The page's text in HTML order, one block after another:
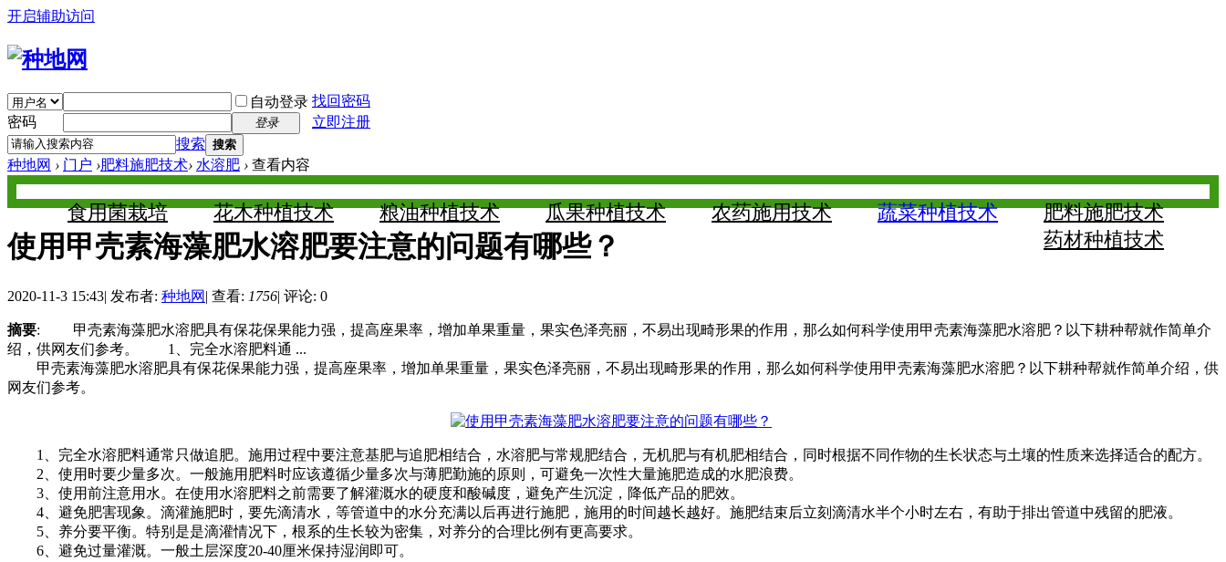
开启辅助访问
自动登录 找回密码
密码
登录
立即注册
搜索 搜索
种地网 › 门户 ›肥料施肥技术› 水溶肥 › 查看内容
肥料施肥技术
蔬菜种植技术
农药施用技术
瓜果种植技术
粮油种植技术
花木种植技术
食用菌栽培
药材种植技术
使用甲壳素海藻肥水溶肥要注意的问题有哪些？
2020-11-3 15:43| 发布者: 种地网 | 查看: 1756| 评论: 0
摘要: 甲壳素海藻肥水溶肥具有保花保果能力强，提高座果率，增加单果重量，果实色泽亮丽，不易出现畸形果的作用，那么如何科学使用甲壳素海藻肥水溶肥？以下耕种帮就作简单介
绍，供网友们参考。 1、完全水溶肥料通 ...
甲壳素海藻肥水溶肥具有保花保果能力强，提高座果率，增加单果重量，果实色泽亮丽，不易出现畸形果的作用，那么如何科学使用甲壳素海藻肥水溶肥？以下耕种帮就作简单介绍，供
网友们参考。
1、完全水溶肥料通常只做追肥。施用过程中要注意基肥与追肥相结合，水溶肥与常规肥结合，无机肥与有机肥相结合，同时根据不同作物的生长状态与土壤的性质来选择适合的配方。
2、使用时要少量多次。一般施用肥料时应该遵循少量多次与薄肥勤施的原则，可避免一次性大量施肥造成的水肥浪费。
3、使用前注意用水。在使用水溶肥料之前需要了解灌溉水的硬度和酸碱度，避免产生沉淀，降低产品的肥效。
4、避免肥害现象。滴灌施肥时，要先滴清水，等管道中的水分充满以后再进行施肥，施用的时间越长越好。施肥结束后立刻滴清水半个小时左右，有助于排出管道中残留的肥液。
5、养分要平衡。特别是是滴灌情况下，根系的生长较为密集，对养分的合理比例有更高要求。
6、避免过量灌溉。一般土层深度20-40厘米保持湿润即可。